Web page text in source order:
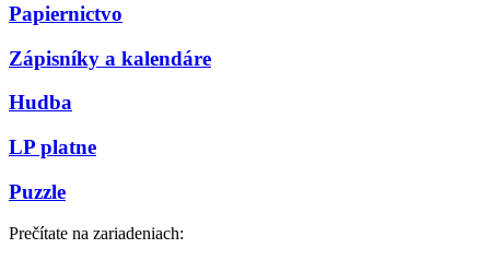
Papiernictvo
Zápisníky a kalendáre
Hudba
LP platne
Puzzle
Prečítate na zariadeniach: